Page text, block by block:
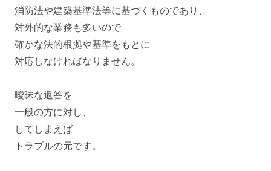
消防法や建築基準法等に基づくものであり、
対外的な業務も多いので
確かな法的根拠や基準をもとに
対応しなければなりません。
曖昧な返答を
一般の方に対し、
してしまえば
トラブルの元です。